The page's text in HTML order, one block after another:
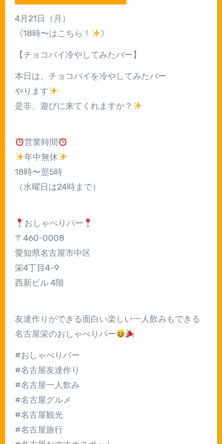
4月21日（月）
《18時〜はこちら！
》
【チョコパイ冷やしてみたバー】
本日は、チョコパイを冷やしてみたバー
やります
是非、遊びに来てくれますか？
営業時間
年中無休
18時〜翌5時
（水曜日は24時まで）
おしゃべりバー
〒460-0008
愛知県名古屋市中区
栄4丁目4-9
西新ビル 4階
友達作りができる面白い楽しい一人飲みもできる
名古屋栄のおしゃべりバー
#おしゃべりバー
#名古屋友達作り
#名古屋一人飲み
#名古屋グルメ
#名古屋観光
#名古屋旅行